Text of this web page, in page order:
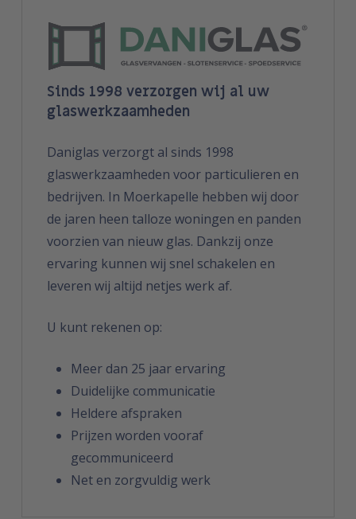
Sinds 1998 verzorgen wij al uw
glaswerkzaamheden
Daniglas verzorgt al sinds 1998
glaswerkzaamheden voor particulieren en
bedrijven. In Moerkapelle hebben wij door
de jaren heen talloze woningen en panden
voorzien van nieuw glas. Dankzij onze
ervaring kunnen wij snel schakelen en
leveren wij altijd netjes werk af.
U kunt rekenen op:
Meer dan 25 jaar ervaring
Duidelijke communicatie
Heldere afspraken
Prijzen worden vooraf
gecommuniceerd
Net en zorgvuldig werk